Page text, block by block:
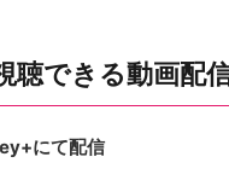
聴できる動画配
にて配信